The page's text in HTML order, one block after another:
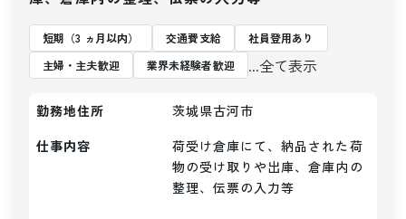
短期（3 ヵ月以内） 交通費支給
社員登用あり
主婦・主夫歓迎
業界未経験者歓迎 ...全て表示
勤務地住所
茨城県古河市
仕事内容
荷受け倉庫にて、納品された荷
物の受け取りや出庫、倉庫内の
整理、伝票の入力等